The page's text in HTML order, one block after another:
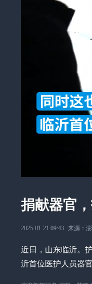
捐献器官
2025-01-21 09:43 来源：
近日，山东临沂。
沂首位医护人员器